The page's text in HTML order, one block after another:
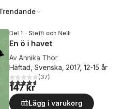
Del 1 - Steffi och Nelli
En ö i havet
Av Annika Thor
Häftad, Svenska, 2017, 12-15 år
4,7utav 5 stjärnor. Totalt antal röster:
(37)
147 kr
Lägg i varukorg